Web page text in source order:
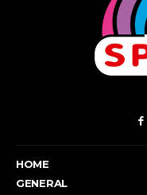
HOME
GENERAL